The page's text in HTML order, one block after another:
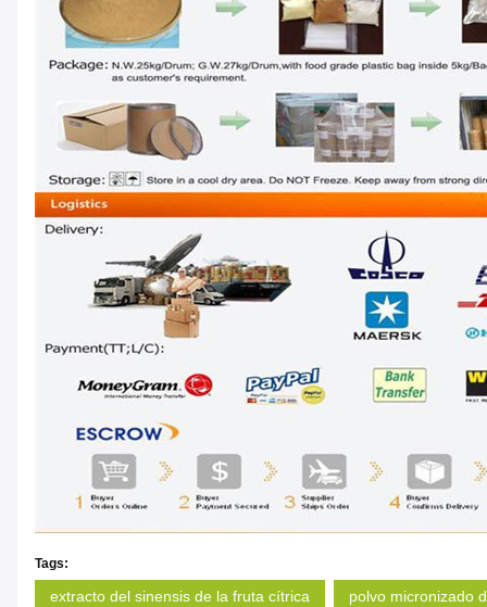
Tags:
extracto del sinensis de la fruta cítrica polvo micronizado